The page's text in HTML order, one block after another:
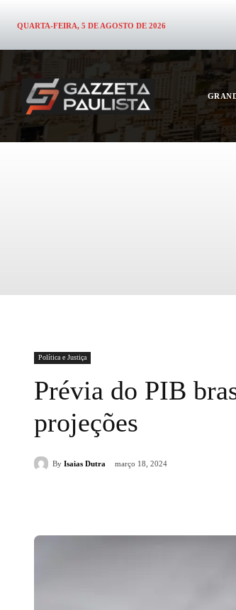
QUARTA-FEIRA, 5 DE AGOSTO DE 2026
Política e Justiça
Prévia do PIB
projeções
By Isaias Dutra março 18, 2024